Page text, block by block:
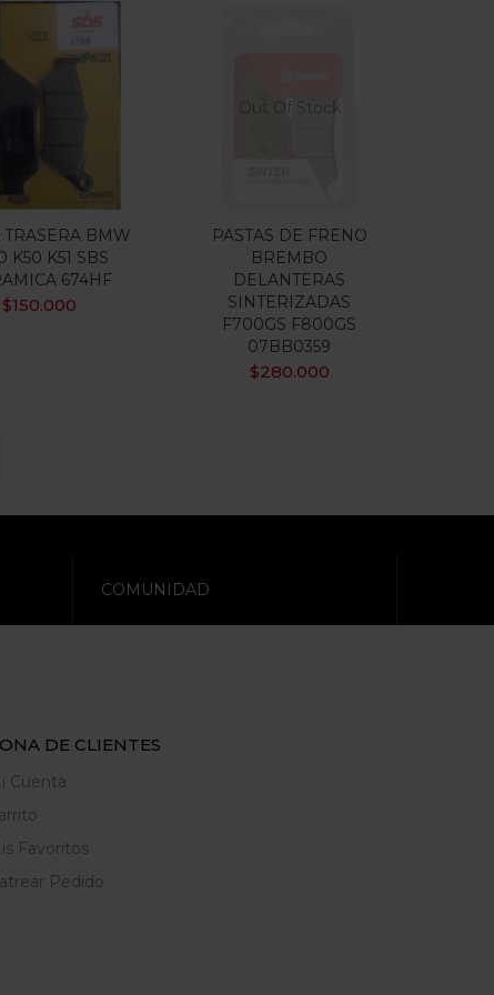
TRASERA BMW
K50 K51 SBS
674HF
$150.000
Out Of Stock
PASTAS DE FRENO
BREMBO
DELANTERAS
SINTERIZADAS
F700GS F800GS
07BB0359
$280.000
COMUNIDAD
DE CLIENTES
Cuenta
Favoritos
Pedido